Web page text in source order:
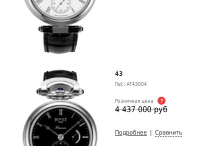
43
Ref.: AF43004
Розничная цена ?
4 437 000 руб
Подробнее Сравнить